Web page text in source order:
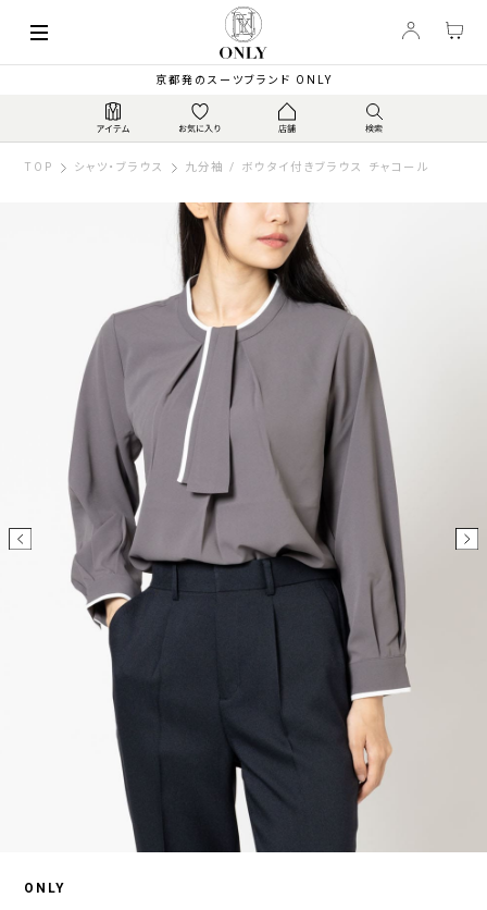
京都発のスーツブランド ONLY
TOP シャツ・ブラウス 九分袖 / ボウタイ付きブラウス チャコール
ONLY